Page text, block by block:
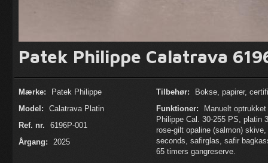
Patek Philippe Calatrava
Mærke:
Patek Philippe
Model:
Calatrava Platin
Ref. nr.
6196P-001
Årgang:
2025
Tilbehør:
Bokse, papirer,
Funktioner:
Manuelt
Philippe Cal. 30-255 PS, platin
rose-gilt opaline (salmon)
seconds, safirglas, safir
65 timers gangreserve.